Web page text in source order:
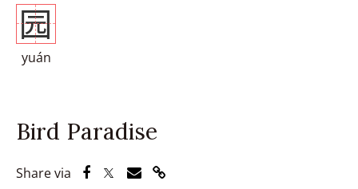
园
yuán
Bird Paradise
Share via Share via Facebook
Share via Twitter
Share via Email
Share via Link